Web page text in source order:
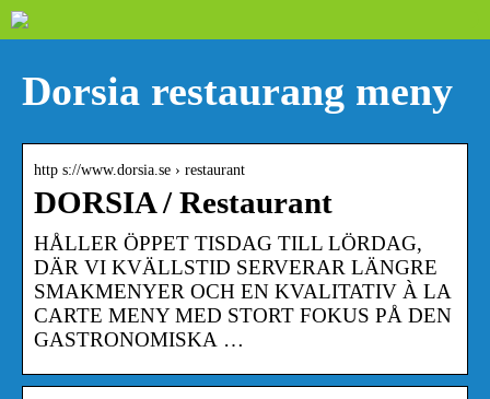
Dorsia restaurang meny
http s://www.dorsia.se › restaurant
DORSIA / Restaurant
HÅLLER ÖPPET TISDAG TILL LÖRDAG,
DÄR VI KVÄLLSTID SERVERAR LÄNGRE
SMAKMENYER OCH EN KVALITATIV À LA
CARTE MENY MED STORT FOKUS PÅ DEN
GASTRONOMISKA …